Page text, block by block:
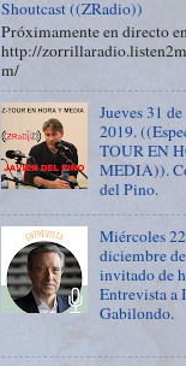
Shoutcast ((ZRadio))
Próximamente en directo
http://
m/
Jueves 31
2019.
TOUR EN
MEDIA)).
del Pino.
Miércoles
diciembre
invitado de
Entrevista a
Gabilondo.